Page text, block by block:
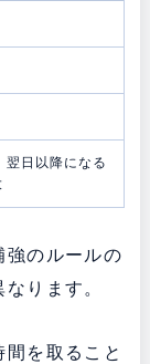
翌日以降になる
強のルールの
ります。
を取ること